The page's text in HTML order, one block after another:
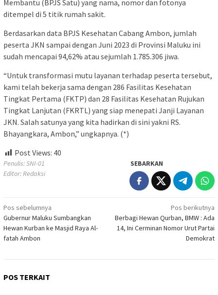
Membantu (BPJS Satu) yang nama, nomor dan fotonya
ditempel di 5 titik rumah sakit.
Berdasarkan data BPJS Kesehatan Cabang Ambon, jumlah
peserta JKN sampai dengan Juni 2023 di Provinsi Maluku ini
sudah mencapai 94,62% atau sejumlah 1.785.306 jiwa.
“Untuk transformasi mutu layanan terhadap peserta tersebut,
kami telah bekerja sama dengan 286 Fasilitas Kesehatan
Tingkat Pertama (FKTP) dan 28 Fasilitas Kesehatan Rujukan
Tingkat Lanjutan (FKRTL) yang siap menepati Janji Layanan
JKN. Salah satunya yang kita hadirkan di sini yakni RS.
Bhayangkara, Ambon,” ungkapnya. (*)
Post Views: 40
Penulis: SNI-01
Editor: Redaksi
SEBARKAN
Navigasi
pos
Pos sebelumnya
Gubernur Maluku Sumbangkan
Hewan Kurban ke Masjid Raya Al-
fatah Ambon
Pos berikutnya
Berbagi Hewan Qurban, BMW : Ada
14, Ini Cerminan Nomor Urut Partai
Demokrat
POS TERKAIT